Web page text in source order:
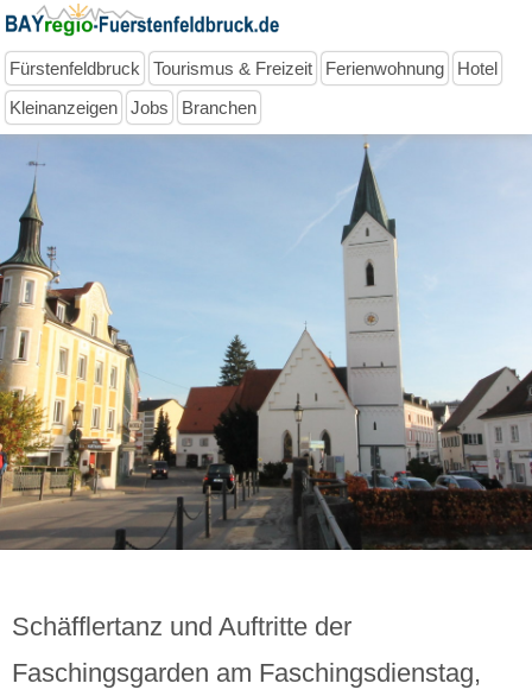
Fürstenfeldbruck Tourismus & Freizeit Ferienwohnung
Hotel
Kleinanzeigen
Jobs Branchen
Schäfflertanz und Auftritte der
Faschingsgarden am Faschingsdienstag,